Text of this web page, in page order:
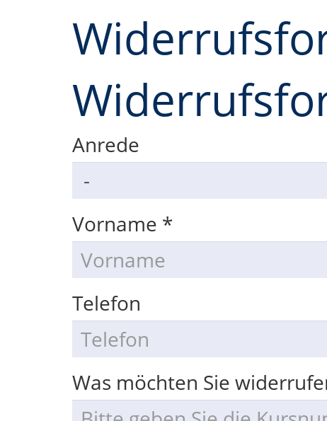
Anrede
Vorname *
Telefon
Was möchten Sie